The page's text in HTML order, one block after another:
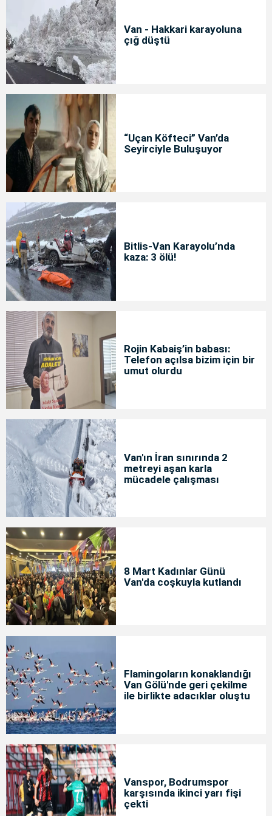
Van - Hakkari karayoluna
çığ düştü
“Uçan Köfteci” Van’da
Seyirciyle Buluşuyor
Bitlis-Van Karayolu’nda
kaza: 3 ölü!
Rojin Kabaiş’in babası:
Telefon açılsa bizim için bir
umut olurdu
Van'ın İran sınırında 2
metreyi aşan karla
mücadele çalışması
8 Mart Kadınlar Günü
Van'da coşkuyla kutlandı
Flamingoların konaklandığı
Van Gölü'nde geri çekilme
ile birlikte adacıklar oluştu
Vanspor, Bodrumspor
karşısında ikinci yarı fişi
çekti